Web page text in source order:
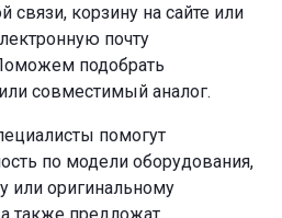
связи, корзину на сайте или
почту
подобрать
совместимый аналог.
помогут
по модели оборудования,
или оригинальному
также предложат